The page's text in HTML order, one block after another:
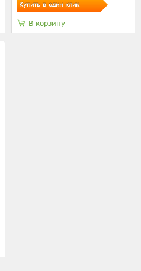
Купить в один клик
В корзину